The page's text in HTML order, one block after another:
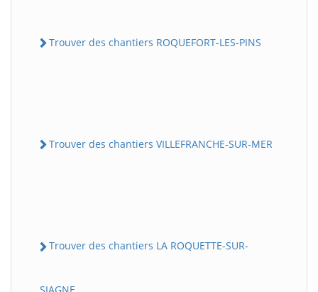
Trouver des chantiers ROQUEFORT-LES-PINS
Trouver des chantiers VILLEFRANCHE-SUR-MER
Trouver des chantiers LA ROQUETTE-SUR-
SIAGNE